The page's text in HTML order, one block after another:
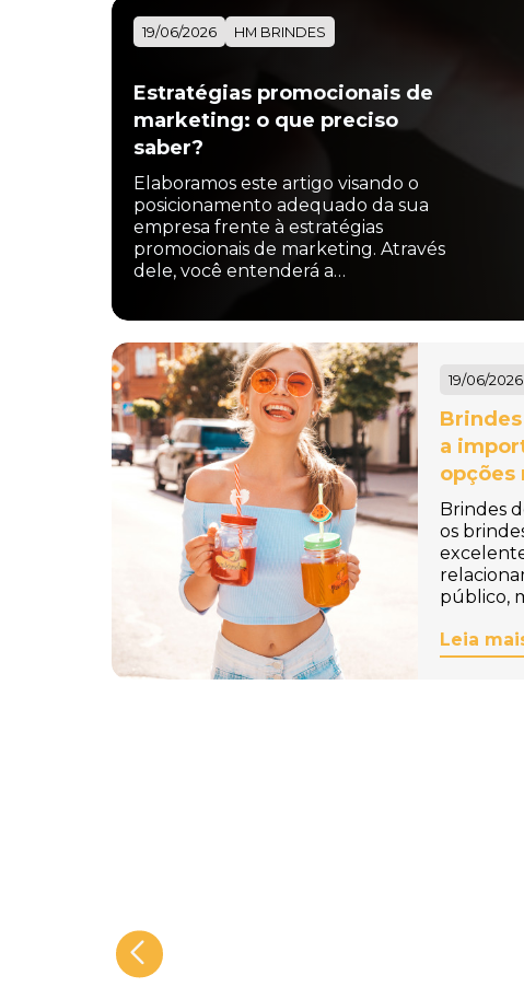
19/06/2026 HM BRINDES
Estratégias promocionais de
marketing: o que preciso
saber?
Elaboramos este artigo visando o
posicionamento adequado da sua
empresa frente à estratégias
promocionais de marketing. Através
dele, você entenderá a…
19/06/2026
a
opções
Brindes
os
público,
Leia